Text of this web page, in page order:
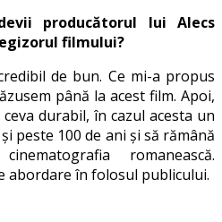
producătorul lui Alecs
filmului?
de bun. Ce mi-a propus
până la acest film. Apoi,
durabil, în cazul acesta un
peste 100 de ani și să rămână
romanească.
abordare în folosul publicului.